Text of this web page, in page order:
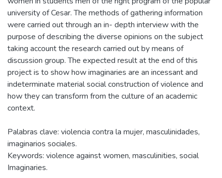
university of Cesar. The methods of gathering information
were carried out through an in- depth interview with the
purpose of describing the diverse opinions on the subject
taking account the research carried out by means of
discussion group. The expected result at the end of this
project is to show how imaginaries are an incessant and
indeterminate material social construction of violence and
how they can transform from the culture of an academic
context.
Palabras clave: violencia contra la mujer, masculinidades,
imaginarios sociales.
Keywords: violence against women, masculinities, social
Imaginaries.